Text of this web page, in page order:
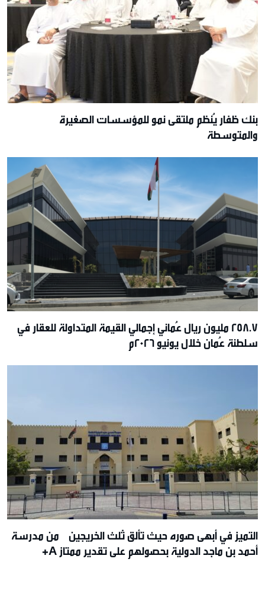
بنك ظفار يُنظم ملتقى نمو للمؤسسات الصغيرة
والمتوسطة
258.7 مليون ريال عُماني إجمالي القيمة المتداولة للعقار في
سلطنة عُمان خلال يونيو 2026م
التميز في أبهى صوره حيث تألق ثلث الخريجين من مدرسة
أحمد بن ماجد الدولية بحصولهم على تقدير ممتاز A+